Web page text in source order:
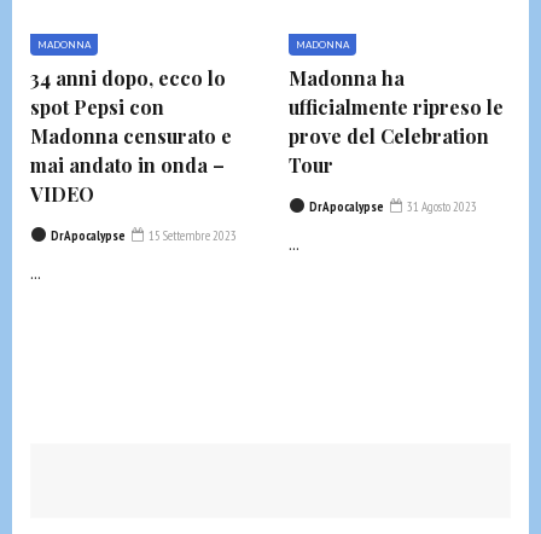
MADONNA
34 anni dopo, ecco lo
spot Pepsi con
Madonna censurato e
mai andato in onda –
VIDEO
DrApocalypse 15 Settembre 2023
...
MADONNA
Madonna ha
ufficialmente ripreso le
prove del Celebration
Tour
DrApocalypse 31 Agosto 2023
...